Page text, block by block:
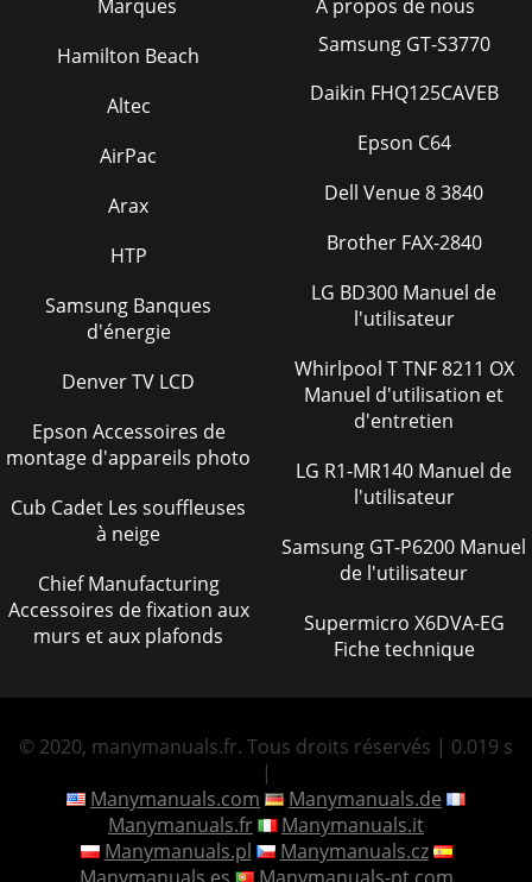
Marques
À propos de nous
Hamilton Beach
Altec
AirPac
Arax
HTP
Samsung Banques
d'énergie
Denver TV LCD
Epson Accessoires de
montage d'appareils photo
Cub Cadet Les souffleuses
à neige
Chief Manufacturing
Accessoires de fixation aux
murs et aux plafonds
Samsung GT-S3770
Daikin FHQ125CAVEB
Epson C64
Dell Venue 8 3840
Brother FAX-2840
LG BD300 Manuel de
l'utilisateur
Whirlpool T TNF 8211 OX
Manuel d'utilisation et
d'entretien
LG R1-MR140 Manuel de
l'utilisateur
Samsung GT-P6200 Manuel
de l'utilisateur
Supermicro X6DVA-EG
Fiche technique
© 2020, manymanuals.fr. Tous droits réservés | 0.019 s
|
Manymanuals.com
Manymanuals.de
Manymanuals.fr
Manymanuals.it
Manymanuals.pl
Manymanuals.cz